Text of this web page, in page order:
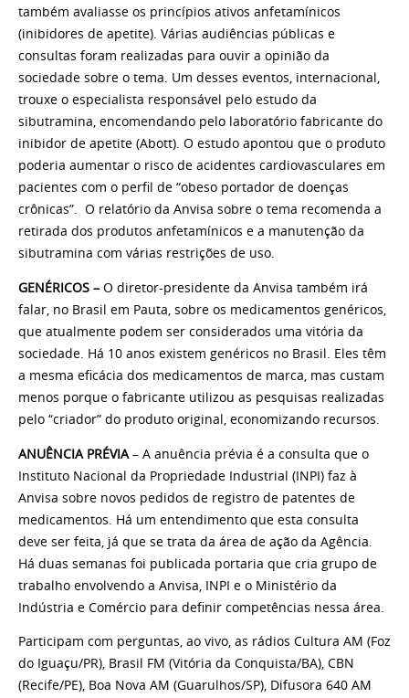
também avaliasse os princípios ativos anfetamínicos
(inibidores de apetite). Várias audiências públicas e
consultas foram realizadas para ouvir a opinião da
sociedade sobre o tema. Um desses eventos, internacional,
trouxe o especialista responsável pelo estudo da
sibutramina, encomendando pelo laboratório fabricante do
inibidor de apetite (Abott). O estudo apontou que o produto
poderia aumentar o risco de acidentes cardiovasculares em
pacientes com o perfil de “obeso portador de doenças
crônicas”. O relatório da Anvisa sobre o tema recomenda a
retirada dos produtos anfetamínicos e a manutenção da
sibutramina com várias restrições de uso.
GENÉRICOS – O diretor-presidente da Anvisa também irá
falar, no Brasil em Pauta, sobre os medicamentos genéricos,
que atualmente podem ser considerados uma vitória da
sociedade. Há 10 anos existem genéricos no Brasil. Eles têm
a mesma eficácia dos medicamentos de marca, mas custam
menos porque o fabricante utilizou as pesquisas realizadas
pelo “criador” do produto original, economizando recursos.
ANUÊNCIA PRÉVIA– A anuência prévia é a consulta que o
Instituto Nacional da Propriedade Industrial (INPI) faz à
Anvisa sobre novos pedidos de registro de patentes de
medicamentos. Há um entendimento que esta consulta
deve ser feita, já que se trata da área de ação da Agência.
Há duas semanas foi publicada portaria que cria grupo de
trabalho envolvendo a Anvisa, INPI e o Ministério da
Indústria e Comércio para definir competências nessa área.
Participam com perguntas, ao vivo, as rádios Cultura AM (Foz
do Iguaçu/PR), Brasil FM (Vitória da Conquista/BA), CBN
(Recife/PE), Boa Nova AM (Guarulhos/SP), Difusora 640 AM